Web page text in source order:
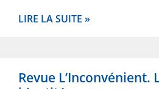
LIRE LA SUITE »
Revue L’Inconvénient.